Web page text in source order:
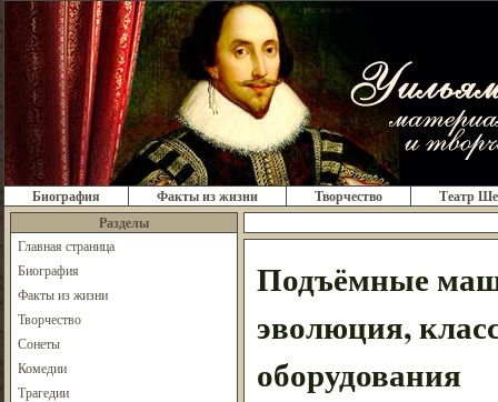
Биография Факты из жизни Творчество
Театр
Разделы
Главная страница
Биография
Факты из жизни
Творчество
Сонеты
Комедии
Трагедии
Подъёмные
эволюция,
оборудования